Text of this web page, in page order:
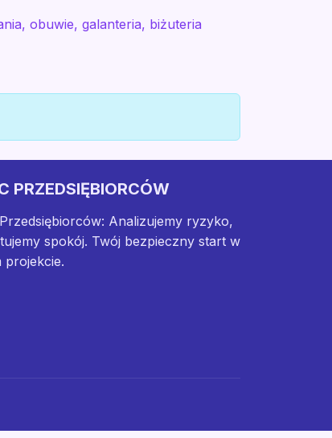
obuwie, galanteria, biżuteria
PRZEDSIĘBIORCÓW
Analizujemy ryzyko,
spokój. Twój bezpieczny start w
projekcie.